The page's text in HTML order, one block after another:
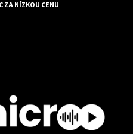
ZA NÍZKOU CENU